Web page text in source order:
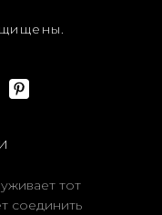
тот
соединить